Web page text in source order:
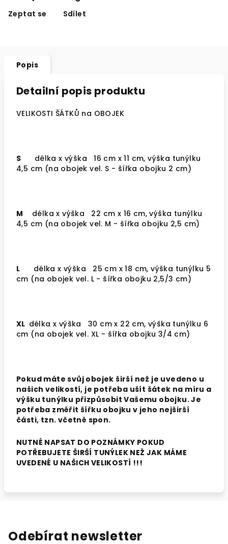
Zeptat se Sdílet
Popis
Detailní popis produktu
VELIKOSTI ŠÁTKŮ na OBOJEK
S délka x výška
16 cm x 11 cm, výška tunýlku
4,5 cm (na obojek vel. S - šířka obojku 2 cm)
M délka x výška
22 cm x 16 cm, výška tunýlku
4,5 cm (na obojek vel. M - šířka obojku 2,5 cm)
L délka x výška
25 cm x 18 cm, výška tunýlku 5
cm (na obojek vel. L - šířka obojku 2,5/3 cm)
XL délka x výška 30 cm x 22 cm, výška tunýlku 6
cm (na obojek vel. XL - šířka obojku 3/4 cm)
Pokud máte svůj obojek širší než je uvedeno u
našich velikostí, je potřeba ušít šátek na míru a
výšku tunýlku přizpůsobit Vašemu obojku. Je
potřeba změřit šířku obojku v jeho nejširší
části, tzn. včetně spon.
NUTNÉ NAPSAT DO POZNÁMKY POKUD
POTŘEBUJETE ŠIRŠÍ TUNÝLEK NEŽ JAK MÁME
UVEDENÉ U NAŠICH VELIKOSTÍ !!!
Odebírat newsletter